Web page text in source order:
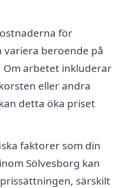
för
variera beroende på
arbetet inkluderar
eller andra
detta öka priset
faktorer som din
Sölvesborg kan
särskilt